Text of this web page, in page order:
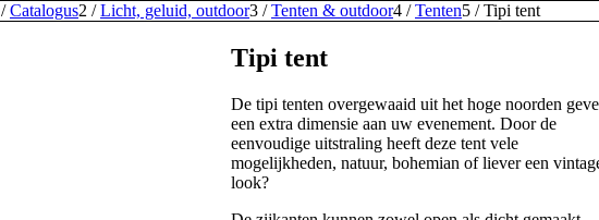
/ Catalogus2 / Licht, geluid, outdoor3 / Tenten & outdoor4 / Tenten5 / Tipi tent
Tipi tent
De tipi tenten overgewaaid uit het hoge noorden
een extra dimensie aan uw evenement. Door de
eenvoudige uitstraling heeft deze tent vele
mogelijkheden, natuur, bohemian of liever een
look?